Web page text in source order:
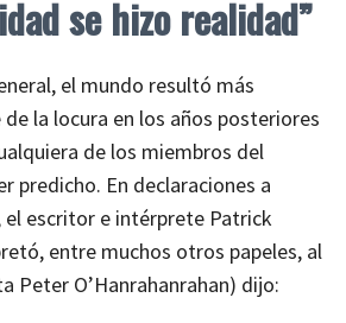
se hizo realidad”
el mundo resultó más
la locura en los años posteriores
de los miembros del
predicho. En declaraciones a
el escritor e intérprete Patrick
entre muchos otros papeles, al
Peter O’Hanrahanrahan) dijo: